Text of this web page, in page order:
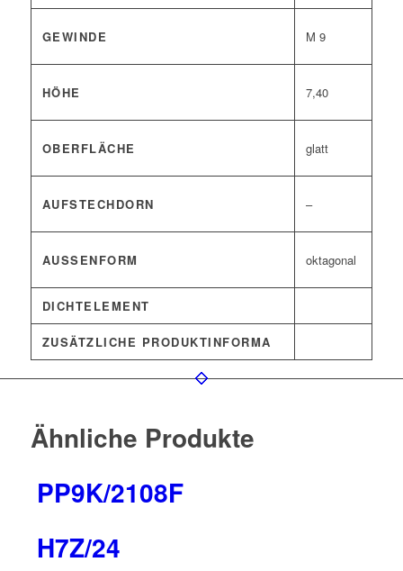
GEWINDE M 9
HÖHE 7,40
OBERFLÄCHE glatt
AUFSTECHDORN –
AUSSENFORM oktagonal
DICHTELEMENT
ZUSÄTZLICHE PRODUKTINFORMA
Ähnliche Produkte
PP9K/2108F
H7Z/24